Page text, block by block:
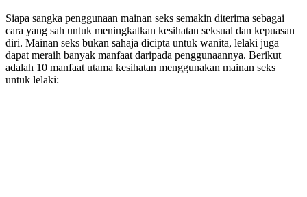
Siapa sangka penggunaan mainan seks semakin diterima sebagai
cara yang sah untuk meningkatkan kesihatan seksual dan kepuasan
diri. Mainan seks bukan sahaja dicipta untuk wanita, lelaki juga
dapat meraih banyak manfaat daripada penggunaannya. Berikut
adalah 10 manfaat utama kesihatan menggunakan mainan seks
untuk lelaki: